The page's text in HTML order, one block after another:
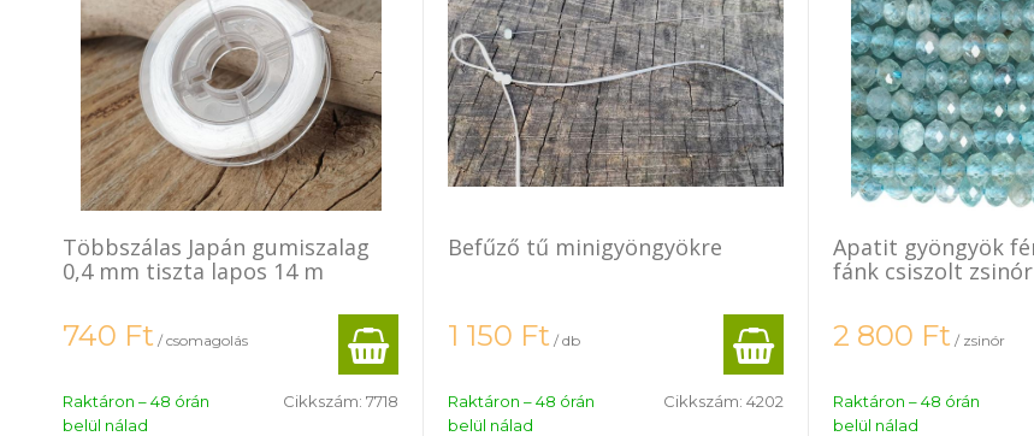
Többszálas Japán gumiszalag
0,4 mm tiszta lapos 14 m
740 Ft / csomagolás
Raktáron – 48 órán
belül nálad
Cikkszám: 7718
Befűző tű minigyöngyökre
1 150 Ft / db
Raktáron – 48 órán
belül nálad
Cikkszám: 4202
Apatit gyöngyök fény 3x2 mm
fánk csiszolt zsinór
2 800 Ft / zsinór
Raktáron – 48 órán
belül nálad